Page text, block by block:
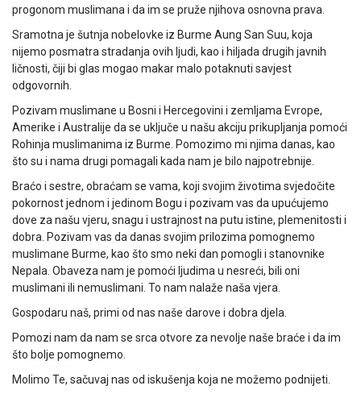
progonom muslimana i da im se pruže njihova osnovna prava.
Sramotna je šutnja nobelovke iz Burme Aung San Suu, koja
nijemo posmatra stradanja ovih ljudi, kao i hiljada drugih javnih
ličnosti, čiji bi glas mogao makar malo potaknuti savjest
odgovornih.
Pozivam muslimane u Bosni i Hercegovini i zemljama Evrope,
Amerike i Australije da se uključe u našu akciju prikupljanja pomoći
Rohinja muslimanima iz Burme. Pomozimo mi njima danas, kao
što su i nama drugi pomagali kada nam je bilo najpotrebnije.
Braćo i sestre, obraćam se vama, koji svojim životima svjedočite
pokornost jednom i jedinom Bogu i pozivam vas da upućujemo
dove za našu vjeru, snagu i ustrajnost na putu istine, plemenitosti i
dobra. Pozivam vas da danas svojim prilozima pomognemo
muslimane Burme, kao što smo neki dan pomogli i stanovnike
Nepala. Obaveza nam je pomoći ljudima u nesreći, bili oni
muslimani ili nemuslimani. To nam nalaže naša vjera.
Gospodaru naš, primi od nas naše darove i dobra djela.
Pomozi nam da nam se srca otvore za nevolje naše braće i da im
što bolje pomognemo.
Molimo Te, sačuvaj nas od iskušenja koja ne možemo podnijeti.